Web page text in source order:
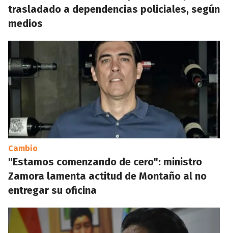
trasladado a dependencias policiales, según
medios
Cambio
"Estamos comenzando de cero": ministro
Zamora lamenta actitud de Montaño al no
entregar su oficina